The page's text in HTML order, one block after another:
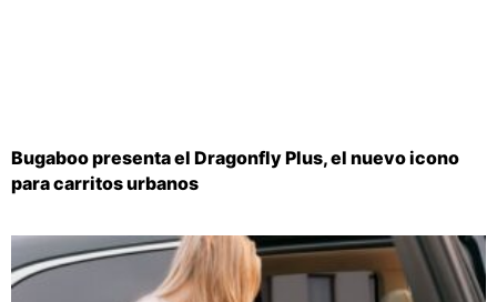
Bugaboo presenta el Dragonfly Plus, el nuevo icono
para carritos urbanos